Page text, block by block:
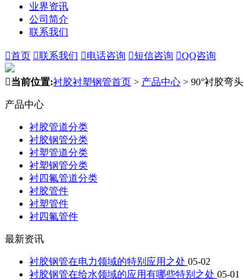
业界资讯
公司简介
联系我们
首页 联系我们 电话咨询 短信咨询 QQ咨询
当前位置:衬胶衬塑钢管首页 > 产品中心 > 90°衬胶弯头
产品中心
衬胶管道分类
衬胶钢管分类
衬塑管道分类
衬塑钢管分类
衬四氟管道分类
衬胶管件
衬塑管件
衬四氟管件
最新资讯
衬胶钢管在电力领域的特别应用之处 05-02
衬胶钢管在给水领域的应用有哪些特别之处 05-01